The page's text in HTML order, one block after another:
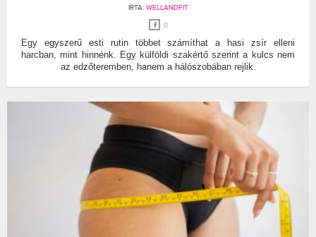
ÍRTA: WELLANDFIT
0
Egy egyszerű esti rutin többet számíthat a hasi zsír elleni
harcban, mint hinnénk. Egy külföldi szakértő szerint a kulcs nem
az edzőteremben, hanem a hálószobában rejlik.